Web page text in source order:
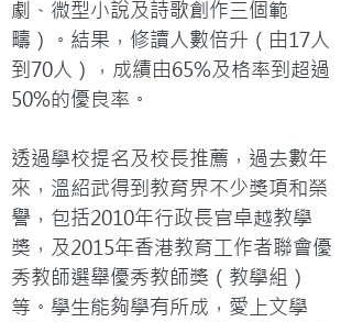
劇、微型小說及詩歌創作三個範
疇）。結果，修讀人數倍升（由17人
到70人），成績由65%及格率到超過
50%的優良率。
透過學校提名及校長推薦，過去數年
來，溫紹武得到教育界不少獎項和榮
譽，包括2010年行政長官卓越教學
獎，及2015年香港教育工作者聯會優
秀教師選舉優秀教師獎（教學組）
等。學生能夠學有所成，愛上文學